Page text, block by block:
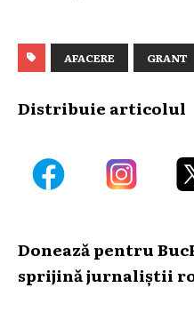
AFACERE GRANT
Distribuie articolul
Donează pentru
sprijină jurnaliștii